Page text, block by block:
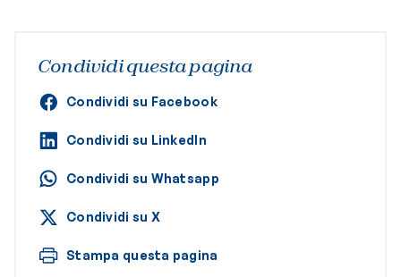
Condividi questa pagina
Condividi su Facebook
Condividi su LinkedIn
Condividi su Whatsapp
Condividi su X
Stampa questa pagina